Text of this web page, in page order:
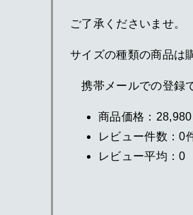
ご了承くださいませ。
サイズの種類の商品は
携帯メールでの登録
商品価格：28,980
レビュー件数：0
レビュー平均：0